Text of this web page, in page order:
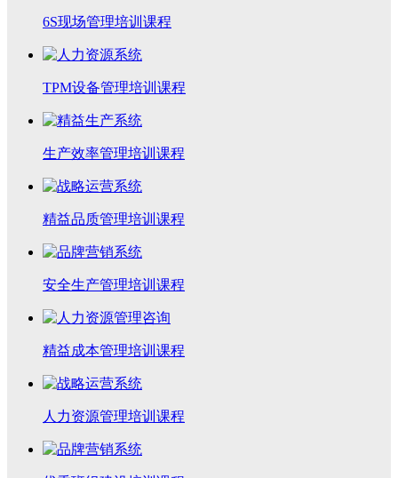
6S现场管理培训课程
TPM设备管理培训课程
生产效率管理培训课程
精益品质管理培训课程
安全生产管理培训课程
精益成本管理培训课程
人力资源管理培训课程